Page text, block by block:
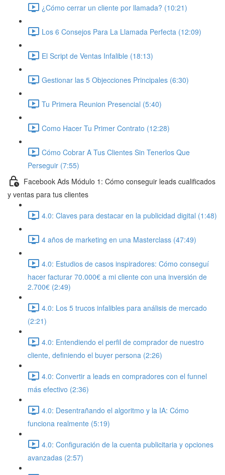
¿Cómo cerrar un cliente por llamada? (10:21)
Los 6 Consejos Para La Llamada Perfecta (12:09)
El Script de Ventas Infalible (18:13)
Gestionar las 5 Objecciones Principales (6:30)
Tu Primera Reunion Presencial (5:40)
Como Hacer Tu Primer Contrato (12:28)
Cómo Cobrar A Tus Clientes Sin Tenerlos Que
Perseguir (7:55)
Facebook Ads Módulo 1: Cómo conseguir leads cualificados
y ventas para tus clientes
4.0: Claves para destacar en la publicidad digital (1:48)
4 años de marketing en una Masterclass (47:49)
4.0: Estudios de casos inspiradores: Cómo conseguí
hacer facturar 70.000€ a mi cliente con una inversión de
2.700€ (2:49)
4.0: Los 5 trucos infalibles para análisis de mercado
(2:21)
4.0: Entendiendo el perfil de comprador de nuestro
cliente, definiendo el buyer persona (2:26)
4.0: Convertir a leads en compradores con el funnel
más efectivo (2:36)
4.0: Desentrañando el algoritmo y la IA: Cómo
funciona realmente (5:19)
4.0: Configuración de la cuenta publicitaria y opciones
avanzadas (2:57)